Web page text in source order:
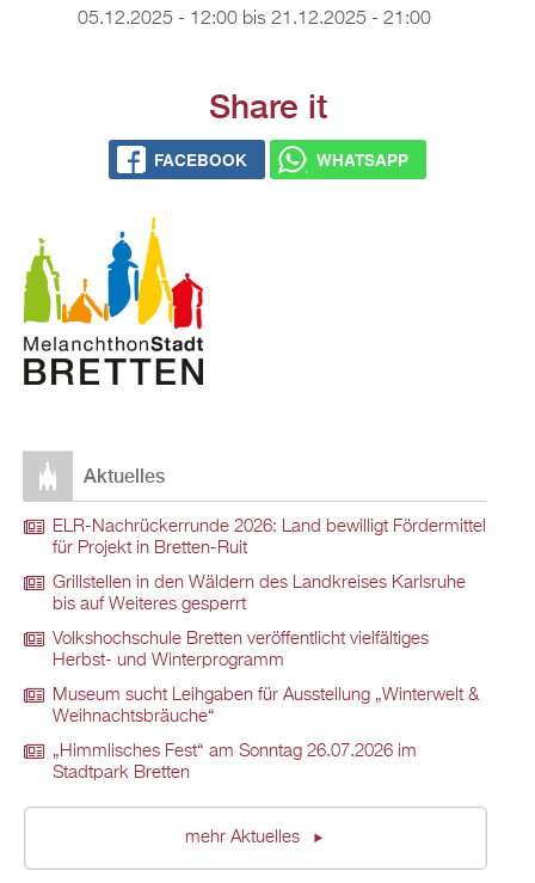
05.12.2025 - 12:00bis 21.12.2025 - 21:00
Share it
FACEBOOK WHATSAPP
Aktuelles
ELR-Nachrückerrunde 2026: Land bewilligt Fördermittel
für Projekt in Bretten-Ruit
Grillstellen in den Wäldern des Landkreises Karlsruhe
bis auf Weiteres gesperrt
Volkshochschule Bretten veröffentlicht vielfältiges
Herbst- und Winterprogramm
Museum sucht Leihgaben für Ausstellung „Winterwelt &
Weihnachtsbräuche“
„Himmlisches Fest“ am Sonntag 26.07.2026 im
Stadtpark Bretten
mehr Aktuelles